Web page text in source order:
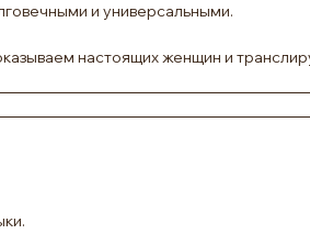
и универсальными.
настоящих женщин и